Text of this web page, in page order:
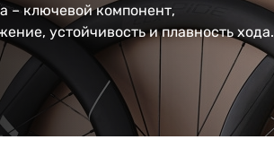
– ключевой компонент,
устойчивость и плавность хода.